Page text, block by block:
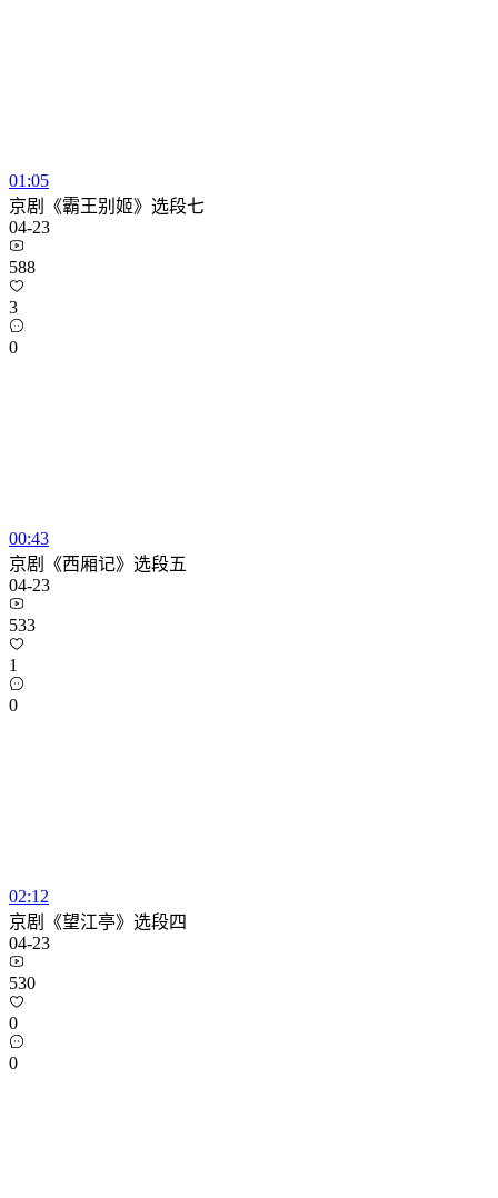
01:05
京剧《霸王别姬》选段七
04-23
588
3
0
00:43
京剧《西厢记》选段五
04-23
533
1
0
02:12
京剧《望江亭》选段四
04-23
530
0
0